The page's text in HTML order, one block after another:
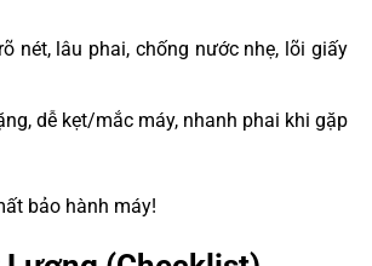
nét, lâu phai, chống nước nhẹ, lõi giấy
dễ kẹt/mắc máy, nhanh phai khi gặp
bảo hành máy!